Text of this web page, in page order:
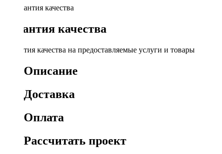
Гарантия качества
Гарантия качества на предоставляемые услуги и товары
Описание
Доставка
Оплата
Рассчитать проект